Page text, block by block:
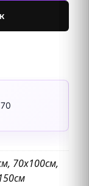
70х100см,